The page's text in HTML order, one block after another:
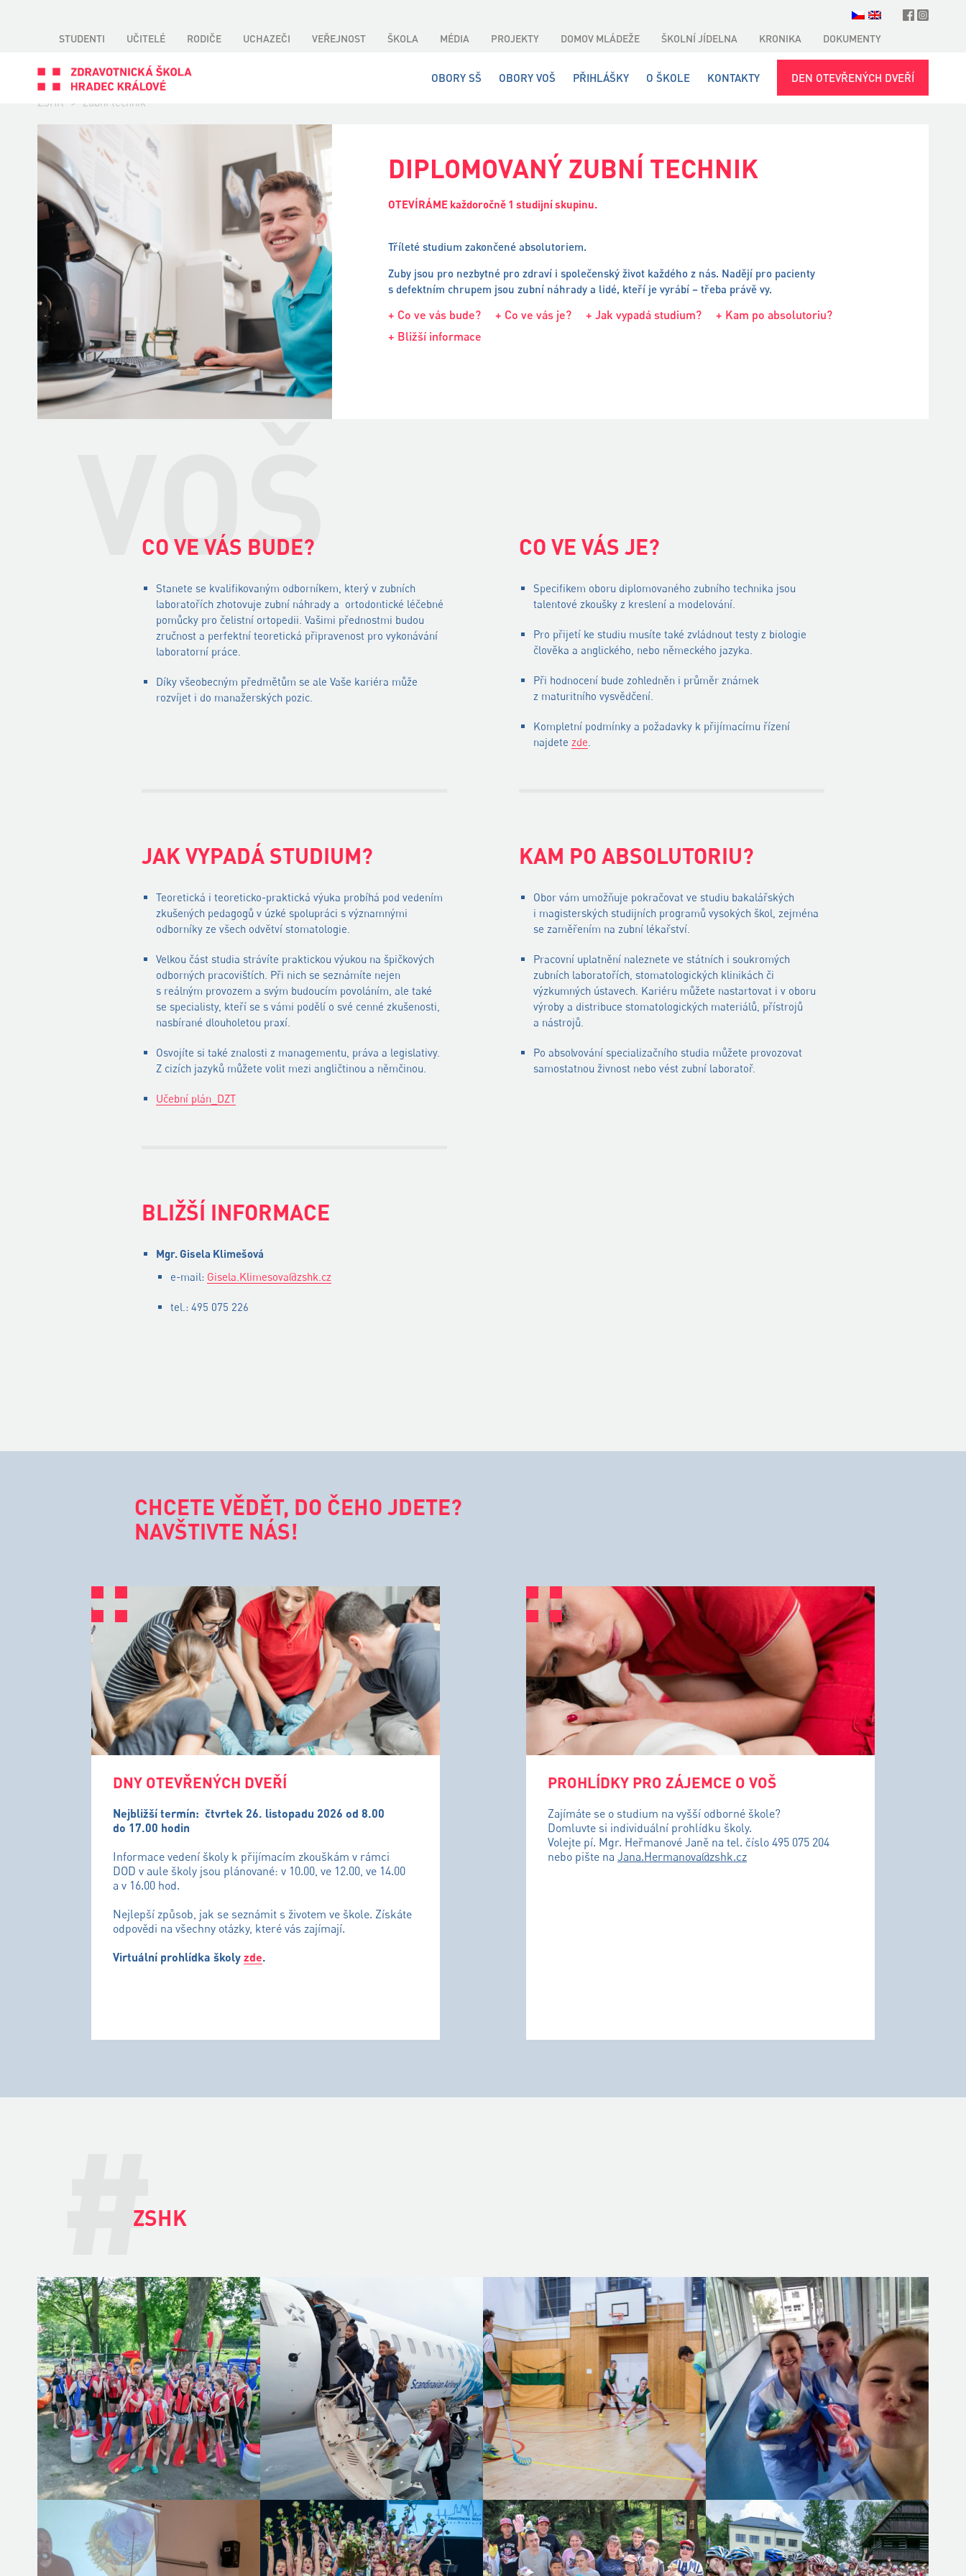
STUDENTI UČITELÉ RODIČE UCHAZEČI VEŘEJNOST ŠKOLA MÉDIA PROJEKTY DOMOV MLÁDEŽE ŠKOLNÍ JÍDELNA KRONIKA DOKUMENTY
OBORY SŠ OBORY VOŠ PŘIHLÁŠKY O ŠKOLE KONTAKTY
DEN OTEVŘENÝCH DVEŘÍ
ZSHK
> Zubní technik
DIPLOMOVANÝ ZUBNÍ TECHNIK
OTEVÍRÁME každoročně 1 studijní skupinu.
Tříleté studium zakončené absolutoriem.
Zuby jsou pro nezbytné pro zdraví i společenský život každého z nás. Nadějí pro pacienty
s defektním chrupem jsou zubní náhrady a lidé, kteří je vyrábí – třeba právě vy.
+ Co ve vás bude? + Co ve vás je? + Jak vypadá studium?
+ Kam po absolutoriu?
+ Bližší informace
VOŠ
CO VE VÁS BUDE?
Stanete se kvalifikovaným odborníkem, který v zubních
laboratořích zhotovuje zubní náhrady a ortodontické léčebné
pomůcky pro čelistní ortopedii. Vašimi přednostmi budou
zručnost a perfektní teoretická připravenost pro vykonávání
laboratorní práce.
Díky všeobecným předmětům se ale Vaše kariéra může
rozvíjet i do manažerských pozic.
CO VE VÁS JE?
Specifikem oboru diplomovaného zubního technika jsou
talentové zkoušky z kreslení a modelování.
Pro přijetí ke studiu musíte také zvládnout testy z biologie
člověka a anglického, nebo německého jazyka.
Při hodnocení bude zohledněn i průměr známek
z maturitního vysvědčení.
Kompletní podmínky a požadavky k přijímacímu řízení
najdete zde
JAK VYPADÁ STUDIUM?
Teoretická i teoreticko-praktická výuka probíhá pod vedením
zkušených pedagogů v úzké spolupráci s významnými
odborníky ze všech odvětví stomatologie.
Velkou část studia strávíte praktickou výukou na špičkových
odborných pracovištích. Při nich se seznámíte nejen
s reálným provozem a svým budoucím povoláním, ale také
se specialisty, kteří se s vámi podělí o své cenné zkušenosti,
nasbírané dlouholetou praxí.
Osvojíte si také znalosti z managementu, práva a legislativy.
Z cizích jazyků můžete volit mezi angličtinou a němčinou.
Učební plán_DZT
KAM PO ABSOLUTORIU?
Obor vám umožňuje pokračovat ve studiu bakalářských
i magisterských studijních programů vysokých škol, zejména
se zaměřením na zubní lékařství.
Pracovní uplatnění naleznete ve státních i soukromých
zubních laboratořích, stomatologických klinikách či
výzkumných ústavech. Kariéru můžete nastartovat i v oboru
výroby a distribuce stomatologických materiálů, přístrojů
a nástrojů.
Po absolvování specializačního studia můžete provozovat
samostatnou živnost nebo vést zubní laboratoř.
BLIŽŠÍ INFORMACE
Mgr. Gisela Klimešová
e-mail: Gisela.Klimesova@zshk.cz
tel.: 495 075 226
CHCETE VĚDĚT, DO ČEHO JDETE?
NAVŠTIVTE NÁS!
DNY OTEVŘENÝCH DVEŘÍ
Nejbližší termín: čtvrtek 26. listopadu 2026 od 8.00
do 17.00 hodin
Informace vedení školy k přijímacím zkouškám v rámci
DOD v aule školy jsou plánované: v 10.00, ve 12.00, ve 14.00
a v 16.00 hod.
Nejlepší způsob, jak se seznámit s životem ve škole. Získáte
odpovědi na všechny otázky, které vás zajímají.
Virtuální prohlídka školy zde.
PROHLÍDKY PRO ZÁJEMCE O VOŠ
Zajímáte se o studium na vyšší odborné škole?
Domluvte si individuální prohlídku školy.
Volejte pí. Mgr. Heřmanové Janě na tel. číslo 495 075 204
nebo pište na Jana.Hermanova@zshk.cz
#
ZSHK